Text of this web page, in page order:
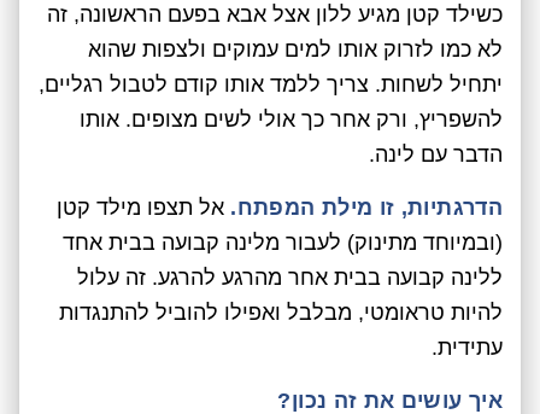
כשילד קטן מגיע ללון אצל אבא בפעם הראשונה, זה
לא כמו לזרוק אותו למים עמוקים ולצפות שהוא
יתחיל לשחות. צריך ללמד אותו קודם לטבול רגליים,
להשפריץ, ורק אחר כך אולי לשים מצופים. אותו
הדבר עם לינה.
הדרגתיות, זו מילת המפתח. אל תצפו מילד קטן
(ובמיוחד מתינוק) לעבור מלינה קבועה בבית אחד
ללינה קבועה בבית אחר מהרגע להרגע. זה עלול
להיות טראומטי, מבלבל ואפילו להוביל להתנגדות
עתידית.
איך עושים את זה נכון?